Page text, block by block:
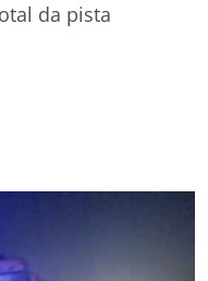
da pista